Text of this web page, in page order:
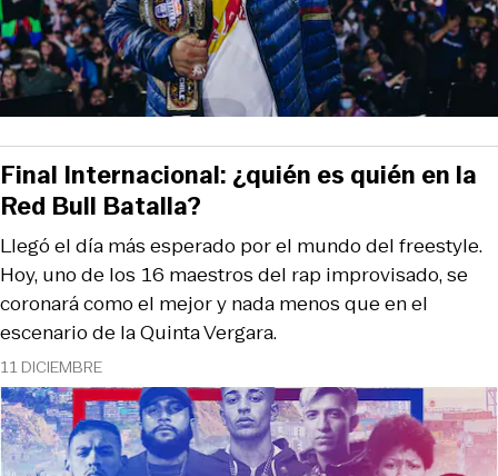
11 DICIEMBRE
Llegó el día más esperado por el mundo del freestyle.
Hoy, uno de los 16 maestros del rap improvisado, se
coronará como el mejor y nada menos que en el
escenario de la Quinta Vergara.
Final Internacional: ¿quién es quién en la
Red Bull Batalla?